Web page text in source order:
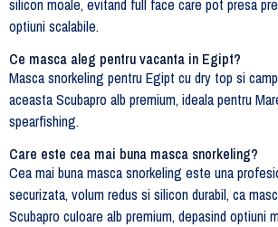
silicon moale, evitand full face care pot presa
optiuni scalabile.
Ce masca aleg pentru vacanta in Egipt?
Masca snorkeling pentru Egipt cu dry top si
aceasta Scubapro alb premium, ideala pentru
spearfishing.
Care este cea mai buna masca snorkeling?
Cea mai buna masca snorkeling este una
securizata, volum redus si silicon durabil, ca
Scubapro culoare alb premium, depasind optiuni